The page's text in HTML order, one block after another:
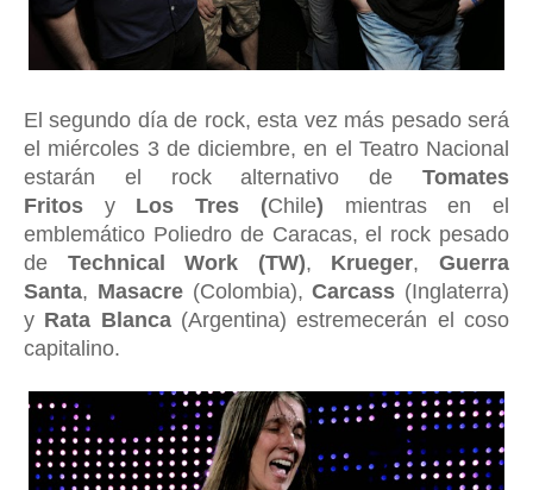
El segundo día de rock, esta vez más pesado será
el miércoles 3 de diciembre, en el Teatro Nacional
estarán el rock alternativo de
Tomates
Fritos
y Los Tres (Chile) mientras en el
emblemático Poliedro de Caracas, el rock pesado
de
Technical Work (TW), Krueger,
Guerra
Santa, Masacre (Colombia), Carcass (Inglaterra)
y Rata Blanca (Argentina) estremecerán el coso
capitalino.